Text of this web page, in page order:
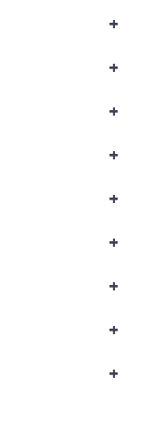
+
+
+
+
+
+
+
+
+